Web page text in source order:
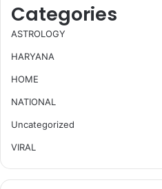
Categories
ASTROLOGY
HARYANA
HOME
NATIONAL
Uncategorized
VIRAL